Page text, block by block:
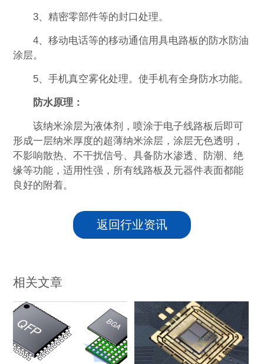
3、精密零部件等的封口处理。
4、移动电话等的移动通信用具电路板的防水防油
涂层。
5、手机真空雾化处理。使手机有全身防水功能。
防水原理：
该纳米涂层为液体剂，喷涂于电子线路板后即可
形成一层纳米厚度的超薄纳米涂层，涂层无色透明，
不影响散热、不干扰信号、具备防水渗透、防潮、绝
缘等功能，适用性强，所有线路板及元器件表面都能
良好的附着。
返回行业资讯
相关文章